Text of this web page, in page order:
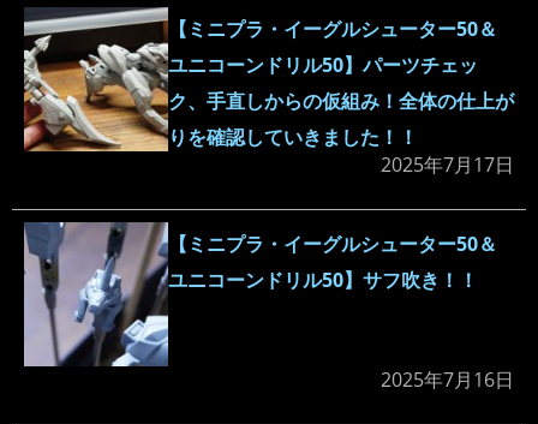
【ミニプラ・イーグルシューター50＆
ユニコーンドリル50】パーツチェッ
ク、手直しからの仮組み！全体の仕上が
りを確認していきました！！
2025年7月17日
【ミニプラ・イーグルシューター50＆
ユニコーンドリル50】サフ吹き！！
2025年7月16日